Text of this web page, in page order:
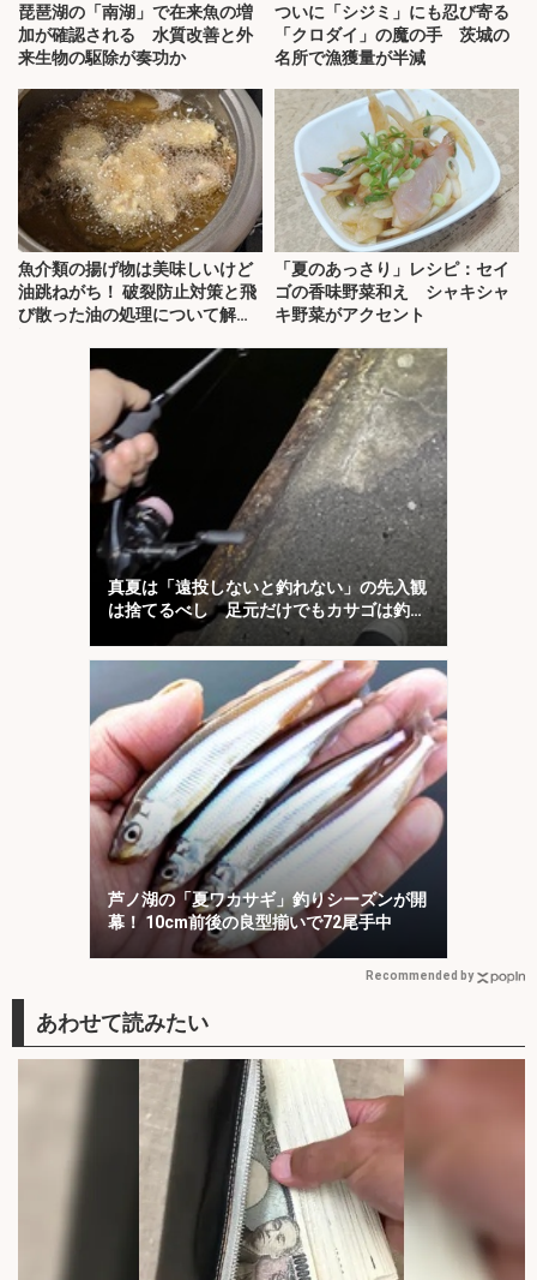
琵琶湖の「南湖」で在来魚の増
加が確認される 水質改善と外
来生物の駆除が奏功か
ついに「シジミ」にも忍び寄る
「クロダイ」の魔の手 茨城の
名所で漁獲量が半減
魚介類の揚げ物は美味しいけど
油跳ねがち！ 破裂防止対策と飛
び散った油の処理について解
「夏のあっさり」レシピ：セイ
ゴの香味野菜和え シャキシャ
キ野菜がアクセント
真夏は「遠投しないと釣れない」の先入観
は捨てるべし 足元だけでもカサゴは釣れ
芦ノ湖の「夏ワカサギ」釣りシーズンが開
幕！ 10cm前後の良型揃いで72尾手中
Recommended by